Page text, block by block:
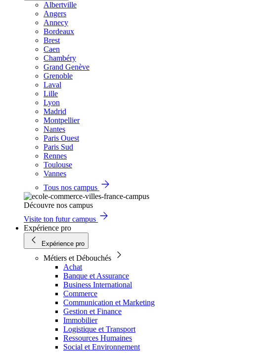
Albertville
Angers
Annecy
Bordeaux
Brest
Caen
Chambéry
Grand Genève
Grenoble
Laval
Lille
Lyon
Madrid
Montpellier
Nantes
Paris Ouest
Paris Sud
Rennes
Toulouse
Vannes
Tous nos campus
Découvre nos campus
Visite ton futur campus
Expérience pro
Expérience pro
Métiers et Débouchés
Achat
Banque et Assurance
Business International
Commerce
Communication et Marketing
Gestion et Finance
Immobilier
Logistique et Transport
Ressources Humaines
Social et Environnement